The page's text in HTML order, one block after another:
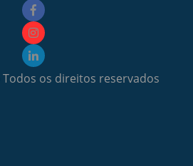
Todos os direitos reservados